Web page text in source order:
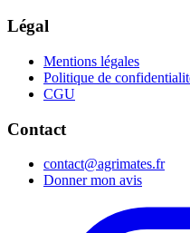
Légal
Mentions légales
Politique de
CGU
Contact
contact@agrimates.fr
Donner mon avis